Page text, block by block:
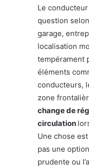
Le
question
garage,
localisation
tempérament
éléments
conducteurs,
zone
change de
circulation
Une chose
pas une
prudente ou